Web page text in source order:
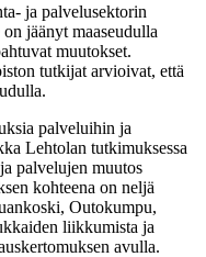
ja palvelusektorin
jäänyt maaseudulla
muutokset.
tutkijat arvioivat, että
palveluihin ja
Lehtolan tutkimuksessa
palvelujen muutos
kohteena on neljä
Outokumpu,
liikkumista ja
avulla.